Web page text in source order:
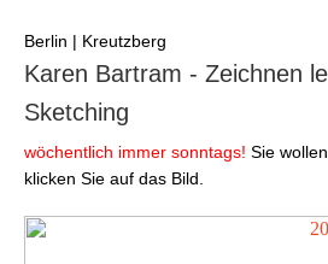
Berlin | Kreutzberg
Karen Bartram - Zeichnen
Sketching
wöchentlich immer sonntags! Sie
klicken Sie auf das Bild.